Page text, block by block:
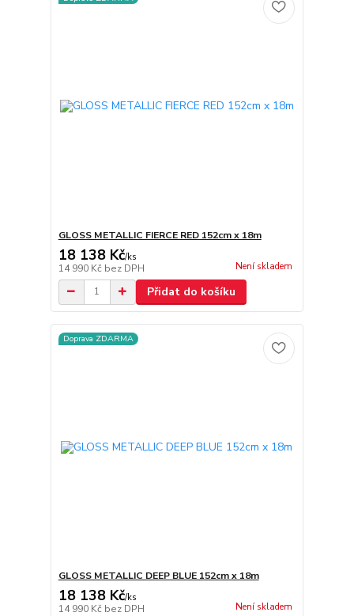
GLOSS METALLIC FIERCE RED 152cm x 18m
18 138 Kč/ks
14 990 Kč bez DPH Není skladem
Přidat do košíku
Doprava ZDARMA
GLOSS METALLIC DEEP BLUE 152cm x 18m
18 138 Kč/ks
14 990 Kč bez DPH Není skladem